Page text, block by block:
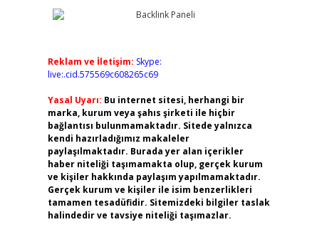
Reklam ve İletişim: Skype:
live:.cid.575569c608265c69
Yasal Uyarı: Bu internet sitesi, herhangi bir
marka, kurum veya şahıs şirketi ile hiçbir
bağlantısı bulunmamaktadır. Sitede yalnızca
kendi hazırladığımız makaleler
paylaşılmaktadır. Burada yer alan içerikler
haber niteliği taşımamakta olup, gerçek kurum
ve kişiler hakkında paylaşım yapılmamaktadır.
Gerçek kurum ve kişiler ile isim benzerlikleri
tamamen tesadüfidir. Sitemizdeki bilgiler taslak
halindedir ve tavsiye niteliği taşımazlar.